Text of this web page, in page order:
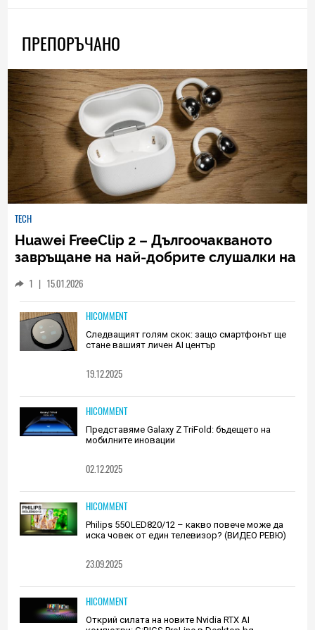
ПРЕПОРЪЧАНО
TECH
Huawei FreeClip 2 – Дългоочакваното
завръщане на най-добрите слушалки на
1 | 15.01.2026
HICOMMENT
Следващият голям скок: защо смартфонът ще
стане вашият личен AI център
19.12.2025
HICOMMENT
Представяме Galaxy Z TriFold: бъдещето на
мобилните иновации
02.12.2025
HICOMMENT
Philips 55OLED820/12 – какво повече може да
иска човек от един телевизор? (ВИДЕО РЕВЮ)
23.09.2025
HICOMMENT
Открий силата на новите Nvidia RTX AI